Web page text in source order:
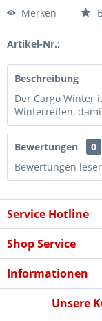
Merken
Artikel-Nr.:
Beschreibung
Der Cargo Winter
Winterreifen,
Bewertungen
0
Bewertungen
Service Hotline
Shop Service
Informationen
Unsere